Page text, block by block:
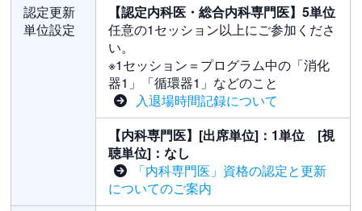
認定更新
単位設定
【認定内科医・総合内科専門医】5単位
任意の1セッション以上にご参加くださ
い。
※1セッション＝プログラム中の「消化
器1」「循環器1」などのこと
入退場時間記録について
【内科専門医】[出席単位]：1単位 [視
聴単位]：なし
「内科専門医」資格の認定と更新
についてのご案内